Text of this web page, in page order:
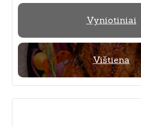
Vyniotiniai
Vištiena